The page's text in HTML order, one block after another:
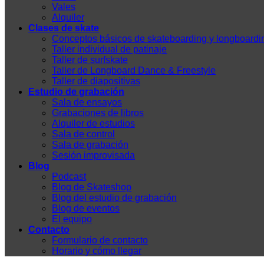
Vales
Alquiler
Clases de skate
Conceptos básicos de skateboarding y
Taller individual de patinaje
Taller de surfskate
Taller de Longboard Dance & Freestyle
Taller de diapositivas
Estudio de grabación
Sala de ensayos
Grabaciones de libros
Alquiler de estudios
Sala de control
Sala de grabación
Sesión improvisada
Blog
Podcast
Blog de Skateshop
Blog del estudio de grabación
Blog de eventos
El equipo
Contacto
Formulario de contacto
Horario y cómo llegar